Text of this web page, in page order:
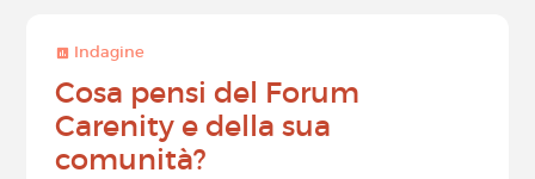
Indagine
Cosa pensi del Forum
Carenity e della sua
comunità?